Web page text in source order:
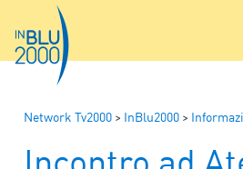
Network Tv2000 > InBlu2000 >